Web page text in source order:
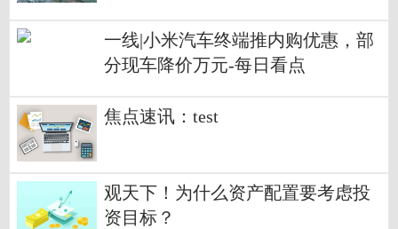
一线|小米汽车终端推内购优惠，部
分现车降价万元-每日看点
焦点速讯：test
观天下！为什么资产配置要考虑投
资目标？